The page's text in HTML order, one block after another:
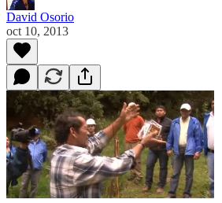
David Osorio
oct 10, 2013